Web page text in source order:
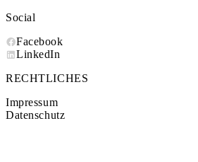
Social
Facebook
LinkedIn
RECHTLICHES
Impressum
Datenschutz